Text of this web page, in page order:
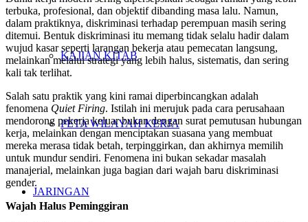
KAJIAN KITAB
PETA WILAYAH KERJA
JARINGAN
terbuka, profesional, dan objektif dibanding masa lalu. Namun,
dalam praktiknya, diskriminasi terhadap perempuan masih sering
ditemui. Bentuk diskriminasi itu memang tidak selalu hadir dalam
wujud kasar seperti larangan bekerja atau pemecatan langsung,
melainkan melalui strategi yang lebih halus, sistematis, dan sering
kali tak terlihat.
Salah satu praktik yang kini ramai diperbincangkan adalah
fenomena Quiet Firing. Istilah ini merujuk pada cara perusahaan
mendorong pekerja keluar bukan dengan surat pemutusan hubungan
kerja, melainkan dengan menciptakan suasana yang membuat
mereka merasa tidak betah, terpinggirkan, dan akhirnya memilih
untuk mundur sendiri. Fenomena ini bukan sekadar masalah
manajerial, melainkan juga bagian dari wajah baru diskriminasi
gender.
Wajah Halus Peminggiran